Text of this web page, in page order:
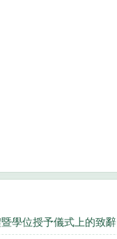
學位授予儀式上的致辭